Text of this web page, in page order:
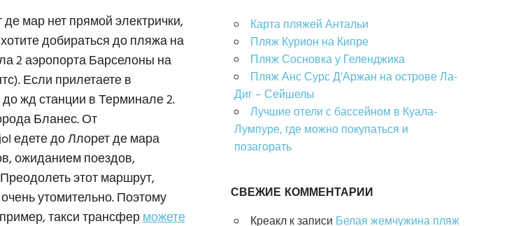
мар нет прямой электрички,
добираться до пляжа на
2 аэропорта Барселоны на
Если прилетаете в
жд станции в Терминале 2.
Бланес. От
едете до Ллорет де мара
ожиданием поездов,
этот маршрут,
утомительно. Поэтому
такси трансферможете
Карта пляжей Антальи
Пляж Курион на Кипре
Пляж Сосновка у Геленджика
Пляж Анс Сурс Д’Аржан на острове Ла-
Диг – Сейшелы
Лучшие отели с бассейном в Куала-
Лумпуре, где можно покупаться и
позагорать
СВЕЖИЕ КОММЕНТАРИИ
Креаклк записи Белая жемчужина пляж